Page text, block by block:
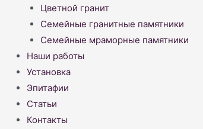
Цветной гранит
Семейные гранитные памятники
Семейные мраморные памятники
Наши работы
Установка
Эпитафии
Статьи
Контакты